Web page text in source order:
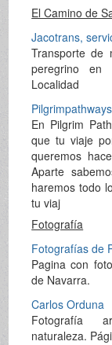
El Camino de
Jacotrans,
Transporte de
peregrino en
Localidad
Pilgrimpathways
En Pilgrim
que tu viaje
queremos
Aparte
haremos todo
tu viaj
Fotografía
Fotografías de
Pagina con
de Navarra.
Carlos Orduna
Fotografía
naturaleza.